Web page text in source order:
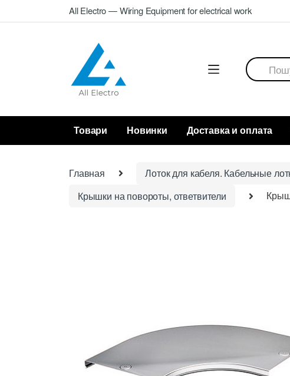
to
to
All Electro — Wiring Equipment for electrical work
Search
for:
Товари Новинки Доставка и оплата
Главная Лоток для кабеля. Кабельные
Крышки на повороты, ответвители